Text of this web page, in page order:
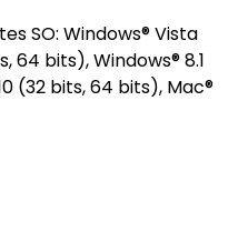
SO: Windows® Vista
64 bits), Windows® 8.1
(32 bits, 64 bits), Mac®